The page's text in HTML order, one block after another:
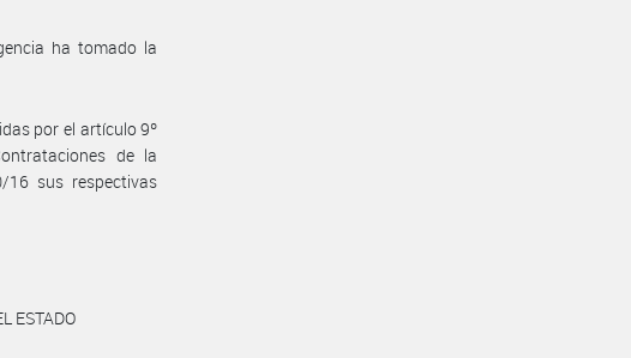
ha tomado la
por el artículo 9º
de la
16 sus respectivas
ESTADO